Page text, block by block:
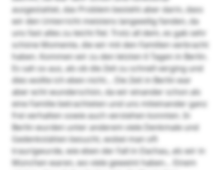
ausgestattet, das Problem besteht aber darin, dass
wir den Unterricht meistens langweilig fanden, da
uns fast alles zu leicht fiel. Trotz all dem, es gab sehr
schöne Momente, die wir mit den Familien verbracht
haben. Kommen wir zu den letzten 6 Tagen in Berlin.
Es sah so aus, als ob die Zeit zu schnell verging und
dies wollte ich eben nicht… Die Zeit in Berlin war
aber echt wunderschön, da wir einander schon als
eine Familie betrachteten und uns miteinander ganz
frei verhalten sowie auch verstehen konnten. In
Berlin wurden unter anderem viele Denkmale und
Gedenkstätten besucht, wobei man oft
traurigwurde, wie eben der Fall in Dachau, als wir in
München waren, wo viele geweint haben… Einem